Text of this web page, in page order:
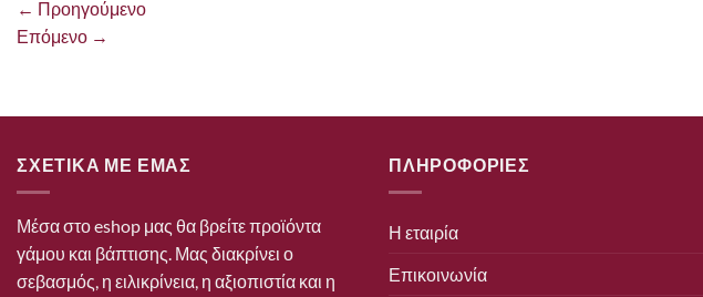
← Προηγούμενο
Επόμενο →
ΣΧΕΤΙΚΑ ΜΕ ΕΜΑΣ
Μέσα στο eshop μας θα βρείτε προϊόντα
γάμου και βάπτισης. Μας διακρίνει ο
σεβασμός, η ειλικρίνεια, η αξιοπιστία και η
ΠΛΗΡΟΦΟΡΙΕΣ
Η εταιρία
Επικοινωνία